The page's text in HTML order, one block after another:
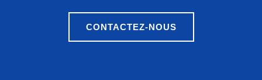
CONTACTEZ-NOUS